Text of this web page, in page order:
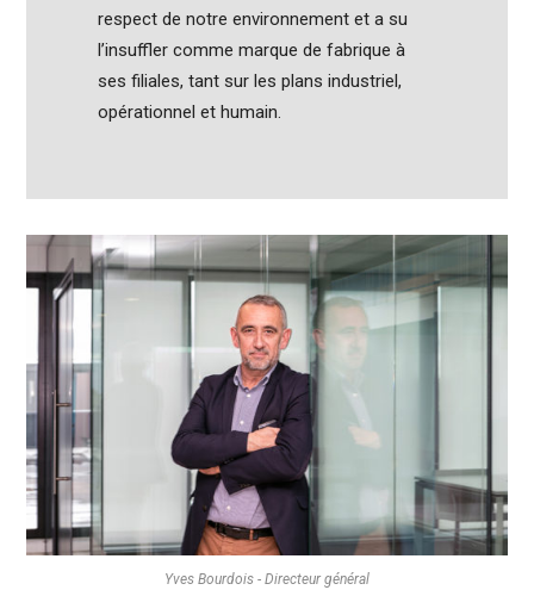
respect de notre environnement et a su
l’insuffler comme marque de fabrique à
ses filiales, tant sur les plans industriel,
opérationnel et humain.
Yves Bourdois - Directeur général